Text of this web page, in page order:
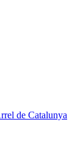
de Catalunya